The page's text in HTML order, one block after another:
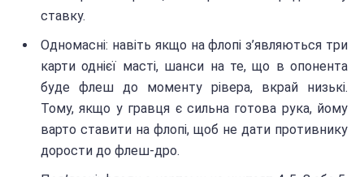
ставку.
Одномасні: навіть якщо на флопі з’являються три
карти однієї масті, шанси на те, що в опонента
буде флеш до моменту рівера, вкрай низькі.
Тому, якщо у гравця є сильна готова рука, йому
варто ставити на флопі, щоб не дати противнику
дорости до флеш-дро.